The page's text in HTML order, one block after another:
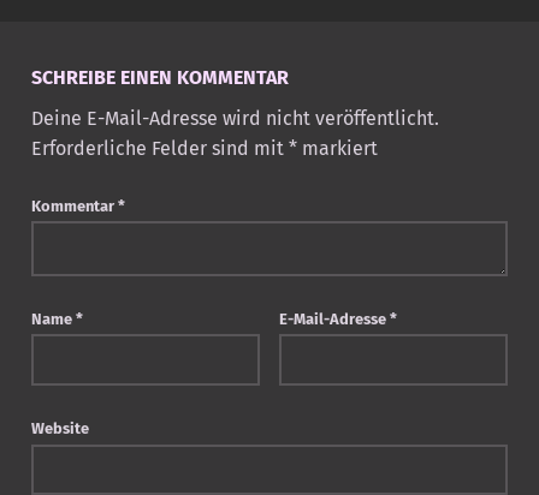
SCHREIBE EINEN KOMMENTAR
Deine E-Mail-Adresse wird nicht veröffentlicht.
Erforderliche Felder sind mit *markiert
Kommentar *
Name * E-Mail-Adresse *
Website